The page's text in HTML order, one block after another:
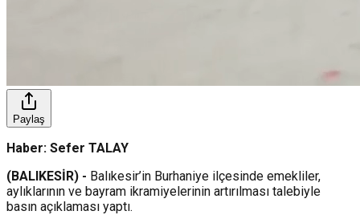
Paylaş
Haber: Sefer TALAY
(BALIKESİR) - Balıkesir’in Burhaniye ilçesinde emekliler,
aylıklarının ve bayram ikramiyelerinin artırılması talebiyle
basın açıklaması yaptı.